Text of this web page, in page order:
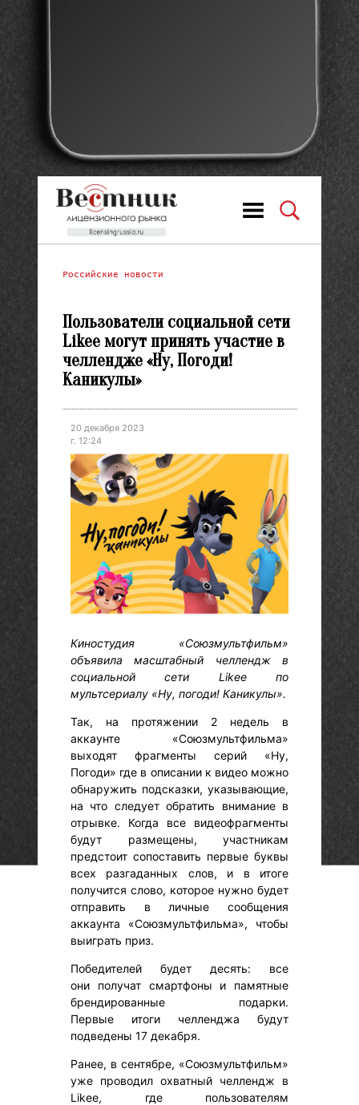
Российские новости
Пользователи социальной сети
Likee могут принять участие в
челлендже «Ну, Погоди!
Каникулы»
20 декабря 2023
г. 12:24
Киностудия «Союзмультфильм»
объявила масштабный челлендж в
социальной сети Likee по
мультсериалу «Ну, погоди! Каникулы».
Так, на протяжении 2 недель в
аккаунте «Союзмультфильма»
выходят фрагменты серий «Ну,
Погоди» где в описании к видео можно
обнаружить подсказки, указывающие,
на что следует обратить внимание в
отрывке. Когда все видеофрагменты
будут размещены, участникам
предстоит сопоставить первые буквы
всех разгаданных слов, и в итоге
получится слово, которое нужно будет
отправить в личные сообщения
аккаунта «Союзмультфильма», чтобы
выиграть приз.
Победителей будет десять: все
они получат смартфоны и памятные
брендированные подарки.
Первые итоги челленджа будут
подведены 17 декабря.
Ранее, в сентябре, «Союзмультфильм»
уже проводил охватный челлендж в
Likee, где пользователям